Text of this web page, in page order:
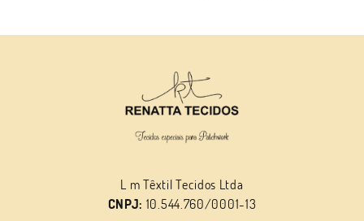
L m Têxtil Tecidos Ltda
CNPJ: 10.544.760/0001-13